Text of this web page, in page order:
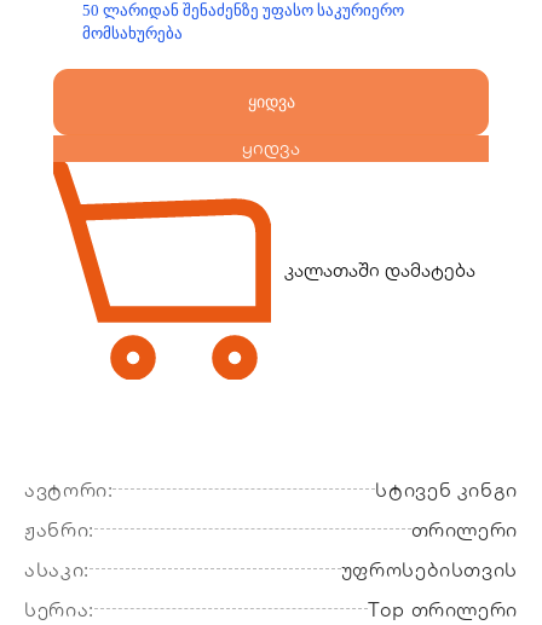
50 ლარიდან შენაძენზე უფასო საკურიერო
მომსახურება
ყიდვა
ყიდვა
კალათაში დამატება
ავტორი:
სტივენ კინგი
ჟანრი:
თრილერი
ასაკი:
უფროსებისთვის
სერია:
Top თრილერი